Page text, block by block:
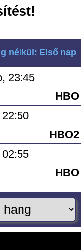
nélkül: Első nap
23:45
HBO
HBO2
HBO